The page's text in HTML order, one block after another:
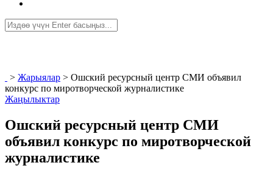
> Жарыялар > Ошский ресурсный центр СМИ объявил
конкурс по миротворческой журналистике
Жаңылыктар
Ошский ресурсный центр СМИ
объявил конкурс по миротворческой
журналистике